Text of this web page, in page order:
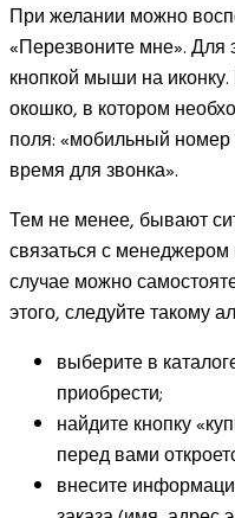
При желании можно
«Перезвоните мне». Для
кнопкой мыши на
окошко, в котором
поля: «мобильный
время для звонка».
Тем не менее, бывают
связаться с
случае можно
этого, следуйте такому
выберите в
приобрести;
найдите кнопку
перед вами
внесите